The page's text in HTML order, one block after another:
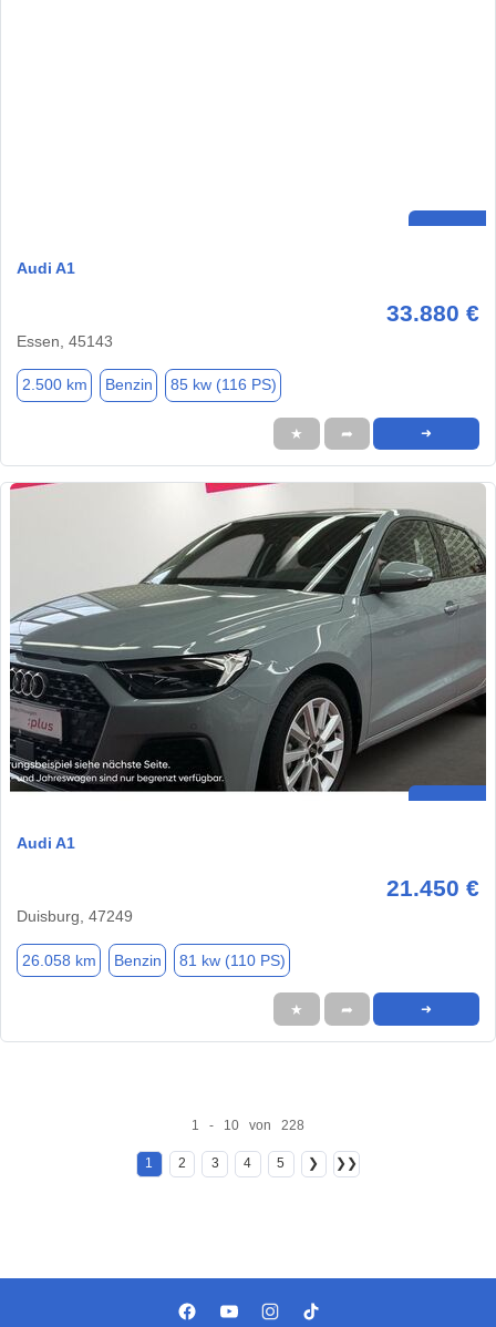
Audi A1
33.880 €
Essen, 45143
2.500 km Benzin 85 kw (116 PS)
★ ➦ ➜
Audi A1
21.450 €
Duisburg, 47249
26.058 km Benzin 81 kw (110 PS)
★ ➦ ➜
1 - 10 von 228
1 2 3 4 5 ❯ ❯❯